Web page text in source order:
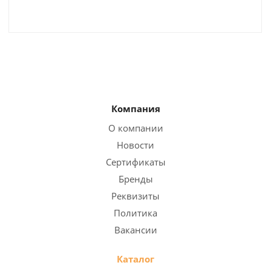
Компания
О компании
Новости
Сертификаты
Бренды
Реквизиты
Политика
Вакансии
Каталог